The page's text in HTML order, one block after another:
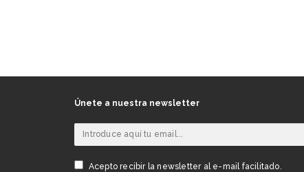
Únete a nuestra newsletter
Acepto recibir la newsletter al e-mail facilitado.